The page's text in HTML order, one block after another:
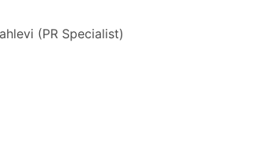
(PR Specialist)